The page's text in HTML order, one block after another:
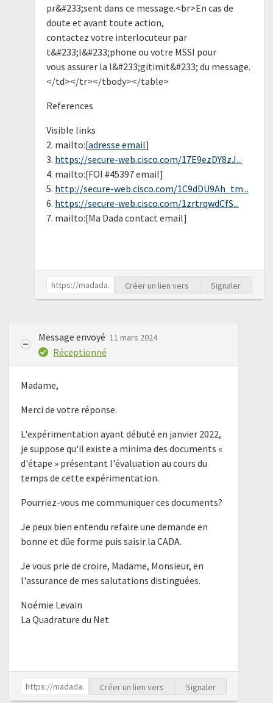
pr&#233;sent dans ce message.<br>En cas de
doute et avant toute action,
contactez votre interlocuteur par
t&#233;l&#233;phone ou votre MSSI pour
vous assurer la l&#233;gitimit&#233; du message.
</td></tr></tbody></table>
References
Visible links
2. mailto:[adresse email]
3. https://secure-web.cisco.com/17E9ezDY8zJ...
4. mailto:[FOI #45397 email]
5. http://secure-web.cisco.com/1C9dDU9Ah_tm...
6. https://secure-web.cisco.com/1zrtrqwdCfS...
7. mailto:[Ma Dada contact email]
Créer un lien vers Signaler
Message envoyé 11 mars 2024
Réceptionné
Madame,
Merci de votre réponse.
L'expérimentation ayant débuté en janvier 2022,
je suppose qu'il existe a minima des documents «
d'étape » présentant l'évaluation au cours du
temps de cette expérimentation.
Pourriez-vous me communiquer ces documents?
Je peux bien entendu refaire une demande en
bonne et dûe forme puis saisir la CADA.
Je vous prie de croire, Madame, Monsieur, en
l'assurance de mes salutations distinguées.
Noémie Levain
La Quadrature du Net
Créer un lien vers Signaler